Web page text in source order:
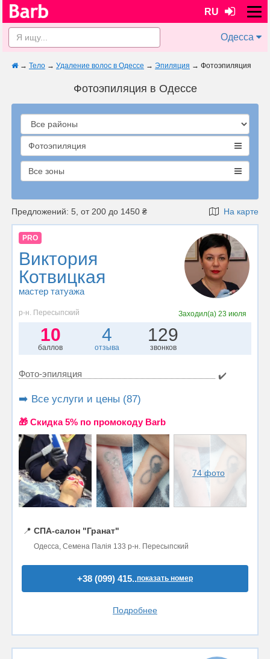
RU
Одесса
→ Тело → Удаление волос в Одессе → Эпиляция → Фотоэпиляция
Фотоэпиляция в Одессе
Фотоэпиляция
Все зоны
Предложений: 5, от 200 до 1450 ₴ На карте
PRO
Виктория
Котвицкая
мастер татуажа
р-н. Пересыпский Заходил(а)23 июля
10
баллов
4
отзыва
129
звонков
Фото-эпиляция ✔️
➡️ Все услуги и цены (87)
🎁 Cкидка 5% по промокоду Barb
74 фото
📍 СПА-салон "Гранат"
Одесса, Семена Палія 133 р-н. Пересыпский
+38 (099) 415..показать номер
Подробнее